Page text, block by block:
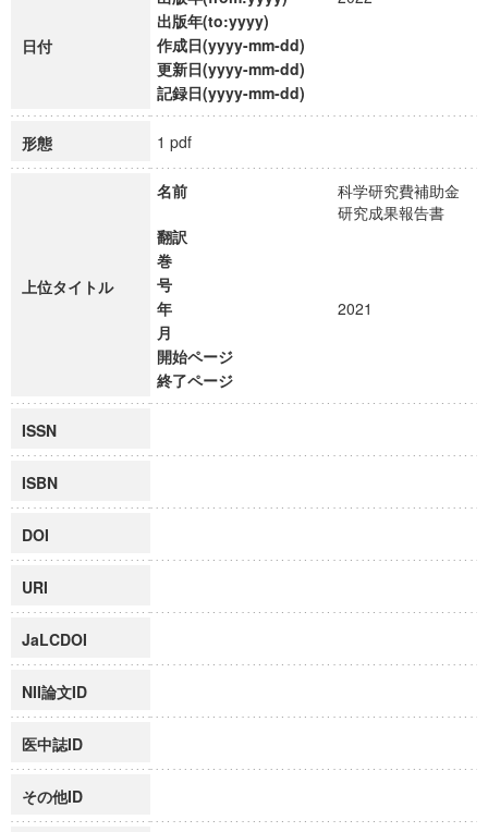
日付
出版年(to:yyyy)
作成日(yyyy-mm-dd)
更新日(yyyy-mm-dd)
記録日(yyyy-mm-dd)
形態 1 pdf
上位タイトル
名前
科学研究費補助金
研究成果報告書
翻訳
巻
号
年
2021
月
開始ページ
終了ページ
ISSN
ISBN
DOI
URI
JaLCDOI
NII論文ID
医中誌ID
その他ID